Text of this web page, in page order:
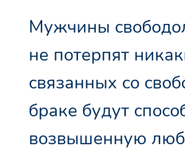
Мужчины
не потерпят
связанных со
браке будут
возвышенную